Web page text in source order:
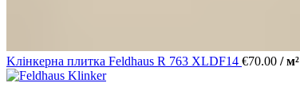
Kлінкерна плитка Feldhaus R 763 XLDF14 €70.00 / м²